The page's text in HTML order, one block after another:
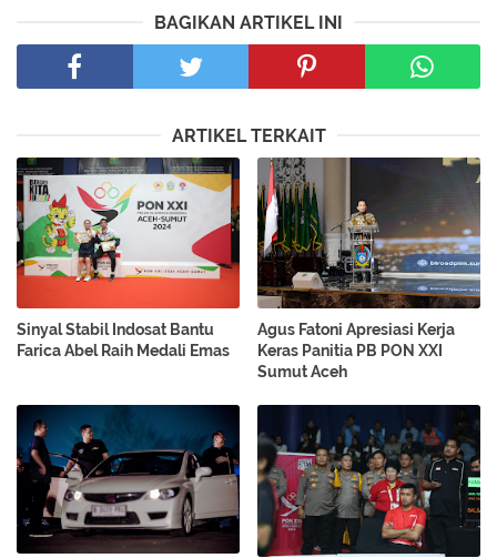
BAGIKAN ARTIKEL INI
ARTIKEL TERKAIT
Sinyal Stabil Indosat Bantu
Farica Abel Raih Medali Emas
Agus Fatoni Apresiasi Kerja
Keras Panitia PB PON XXI
Sumut Aceh